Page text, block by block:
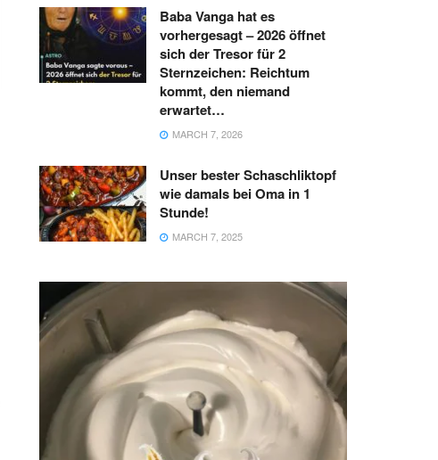
Baba Vanga hat es
vorhergesagt – 2026 öffnet
sich der Tresor für 2
Sternzeichen: Reichtum
kommt, den niemand
erwartet…
MARCH 7, 2026
Unser bester Schaschliktopf
wie damals bei Oma in 1
Stunde!
MARCH 7, 2025